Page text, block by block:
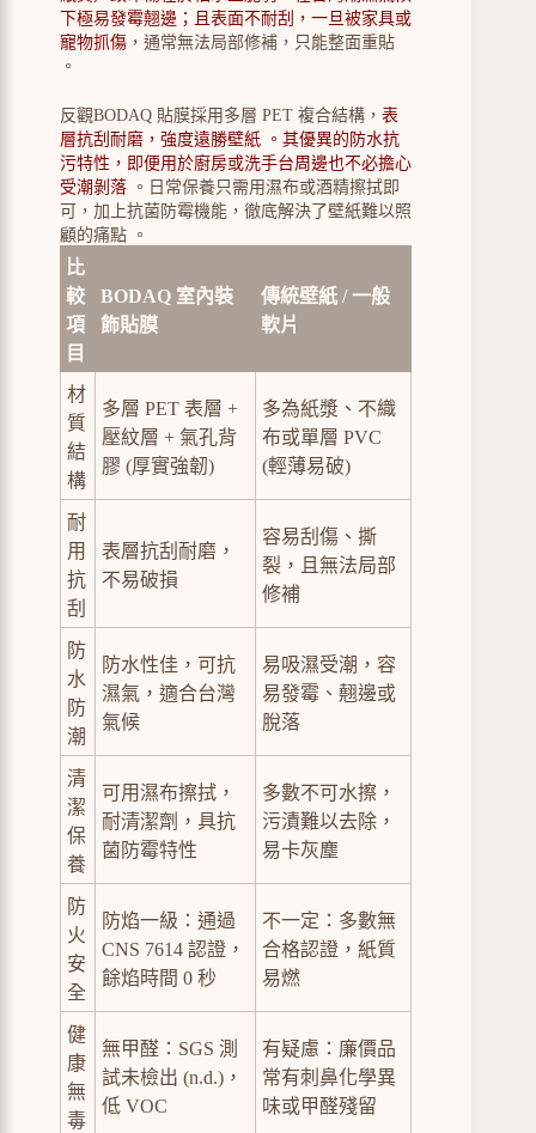
下極易發霉翹邊；且表面不耐刮，一旦被家具或
寵物抓傷 ，通常無法局部修補，只能整面重貼
。
反觀BODAQ 貼膜採用多層 PET 複合結構， 表
層抗刮耐磨，強度遠勝壁紙 。其優異的防水抗
污特性，即便用於廚房或洗手台周邊也不必擔心
受潮剝落 。日常保養只需用濕布或酒精擦拭即
可，加上抗菌防霉機能，徹底解決了壁紙難以照
顧的痛點 。
比
較
項
目
BODAQ 室內裝
飾貼膜
傳統壁紙 / 一般
軟片
材
質
結
構
多層 PET 表層 +
壓紋層 + 氣孔背
膠 (厚實強韌)
多為紙漿、不織
布或單層 PVC
(輕薄易破)
耐
用
抗
刮
表層抗刮耐磨，
不易破損
容易刮傷、撕
裂，且無法局部
修補
防
水
防
潮
防水性佳，可抗
濕氣，適合台灣
氣候
易吸濕受潮，容
易發霉、翹邊或
脫落
清
潔
保
養
可用濕布擦拭，
耐清潔劑，具抗
菌防霉特性
多數不可水擦，
污漬難以去除，
易卡灰塵
防
火
安
全
防焰一級：通過
CNS 7614 認證，
餘焰時間 0 秒
不一定：多數無
合格認證，紙質
易燃
健
康
無
毒
無甲醛：SGS 測
試未檢出 (n.d.)，
低 VOC
有疑慮：廉價品
常有刺鼻化學異
味或甲醛殘留